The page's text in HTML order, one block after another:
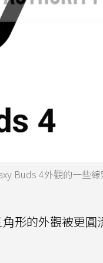
Buds 4外觀的一些
形的外觀被更